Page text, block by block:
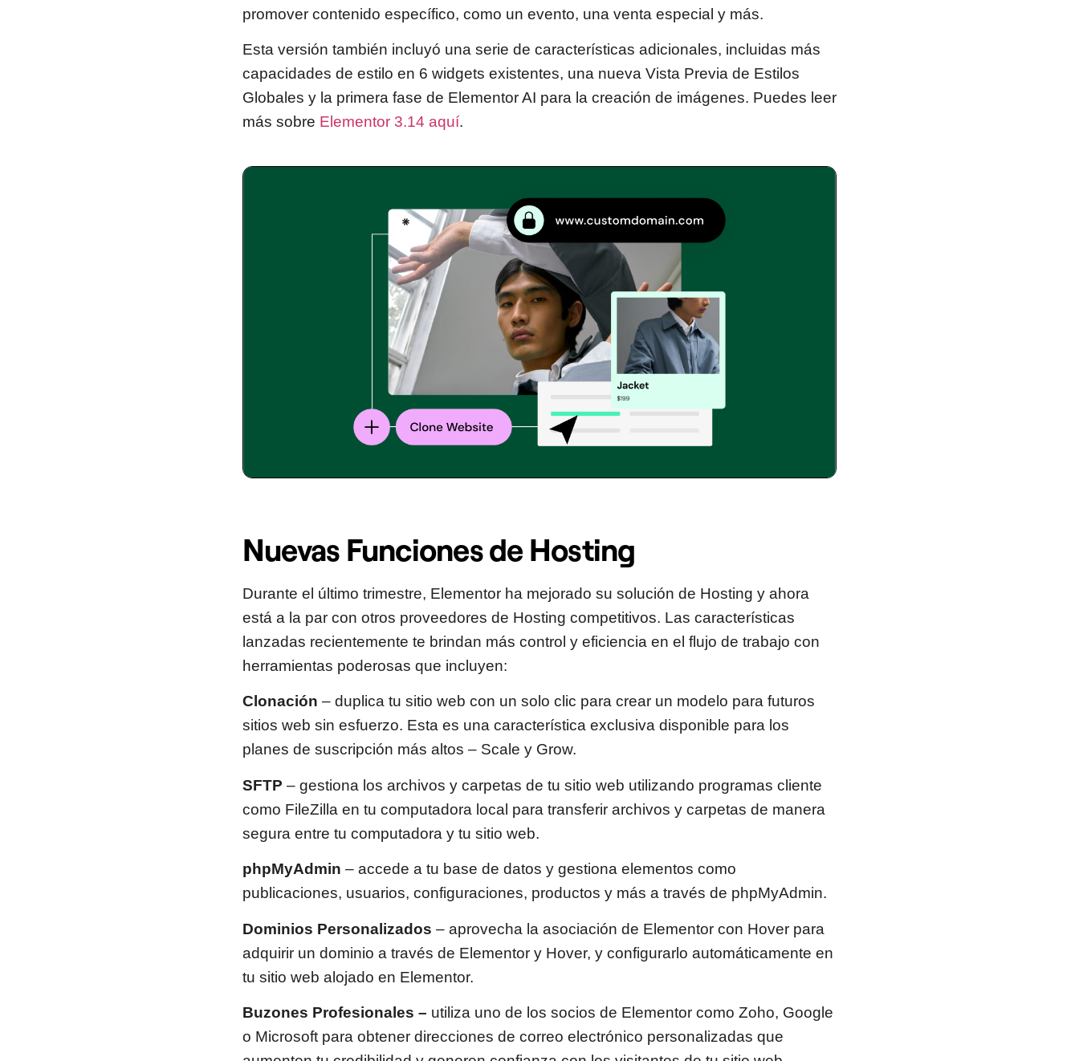
promover contenido específico, como un evento, una venta especial y más.
Esta versión también incluyó una serie de características adicionales, incluidas más
capacidades de estilo en 6 widgets existentes, una nueva Vista Previa de Estilos
Globales y la primera fase de Elementor AI para la creación de imágenes. Puedes leer
más sobre Elementor 3.14 aquí.
Nuevas Funciones de Hosting
Durante el último trimestre, Elementor ha mejorado su solución de Hosting y ahora
está a la par con otros proveedores de Hosting competitivos. Las características
lanzadas recientemente te brindan más control y eficiencia en el flujo de trabajo con
herramientas poderosas que incluyen:
Clonación – duplica tu sitio web con un solo clic para crear un modelo para futuros
sitios web sin esfuerzo. Esta es una característica exclusiva disponible para los
planes de suscripción más altos – Scale y Grow.
SFTP – gestiona los archivos y carpetas de tu sitio web utilizando programas cliente
como FileZilla en tu computadora local para transferir archivos y carpetas de manera
segura entre tu computadora y tu sitio web.
phpMyAdmin – accede a tu base de datos y gestiona elementos como
publicaciones, usuarios, configuraciones, productos y más a través de phpMyAdmin.
Dominios Personalizados – aprovecha la asociación de Elementor con Hover para
adquirir un dominio a través de Elementor y Hover, y configurarlo automáticamente en
tu sitio web alojado en Elementor.
Buzones Profesionales – utiliza uno de los socios de Elementor como Zoho, Google
o Microsoft para obtener direcciones de correo electrónico personalizadas que